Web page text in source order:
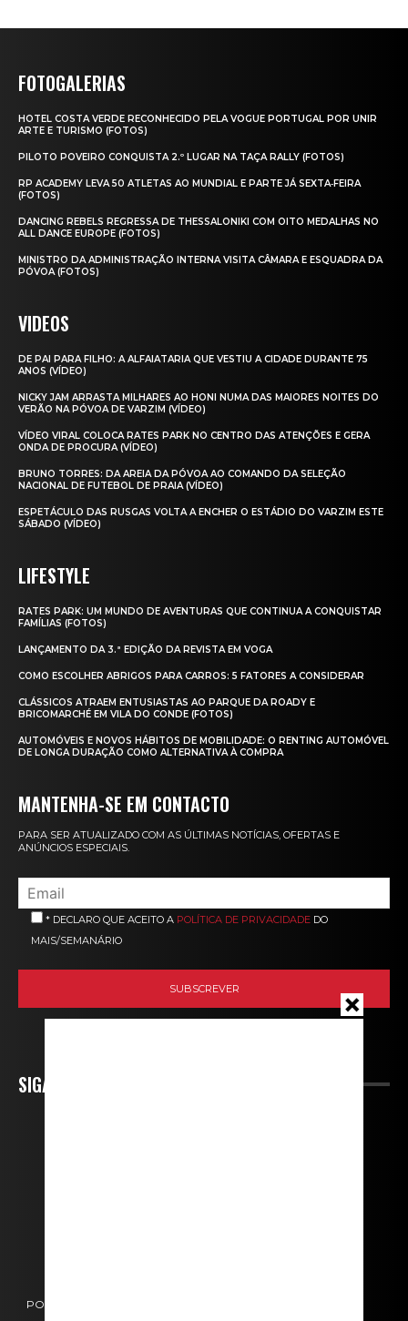
FOTOGALERIAS
HOTEL COSTA VERDE RECONHECIDO PELA VOGUE PORTUGAL POR UNIR
ARTE E TURISMO (FOTOS)
PILOTO POVEIRO CONQUISTA 2.º LUGAR NA TAÇA RALLY (FOTOS)
RP ACADEMY LEVA 50 ATLETAS AO MUNDIAL E PARTE JÁ SEXTA‑FEIRA
(FOTOS)
DANCING REBELS REGRESSA DE THESSALONIKI COM OITO MEDALHAS NO
ALL DANCE EUROPE (FOTOS)
MINISTRO DA ADMINISTRAÇÃO INTERNA VISITA CÂMARA E ESQUADRA DA
PÓVOA (FOTOS)
VIDEOS
DE PAI PARA FILHO: A ALFAIATARIA QUE VESTIU A CIDADE DURANTE 75
ANOS (VÍDEO)
NICKY JAM ARRASTA MILHARES AO HONI NUMA DAS MAIORES NOITES DO
VERÃO NA PÓVOA DE VARZIM (VÍDEO)
VÍDEO VIRAL COLOCA RATES PARK NO CENTRO DAS ATENÇÕES E GERA
ONDA DE PROCURA (VÍDEO)
BRUNO TORRES: DA AREIA DA PÓVOA AO COMANDO DA SELEÇÃO
NACIONAL DE FUTEBOL DE PRAIA (VÍDEO)
ESPETÁCULO DAS RUSGAS VOLTA A ENCHER O ESTÁDIO DO VARZIM ESTE
SÁBADO (VÍDEO)
LIFESTYLE
RATES PARK: UM MUNDO DE AVENTURAS QUE CONTINUA A CONQUISTAR
FAMÍLIAS (FOTOS)
LANÇAMENTO DA 3.ª EDIÇÃO DA REVISTA EM VOGA
COMO ESCOLHER ABRIGOS PARA CARROS: 5 FATORES A CONSIDERAR
CLÁSSICOS ATRAEM ENTUSIASTAS AO PARQUE DA ROADY E
BRICOMARCHÉ EM VILA DO CONDE (FOTOS)
AUTOMÓVEIS E NOVOS HÁBITOS DE MOBILIDADE: O RENTING AUTOMÓVEL
DE LONGA DURAÇÃO COMO ALTERNATIVA À COMPRA
MANTENHA-SE EM CONTACTO
PARA SER ATUALIZADO COM AS ÚLTIMAS NOTÍCIAS, OFERTAS E
ANÚNCIOS ESPECIAIS.
* DECLARO QUE ACEITO A POLÍTICA DE PRIVACIDADE DO
MAIS/SEMANÁRIO
SIGA-NOS
POLÍTICA DE COOKIES